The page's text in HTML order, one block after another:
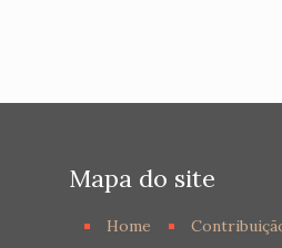
Mapa do site
Home